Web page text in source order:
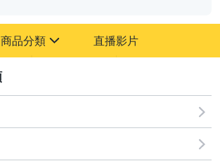
商品分類 直播影片